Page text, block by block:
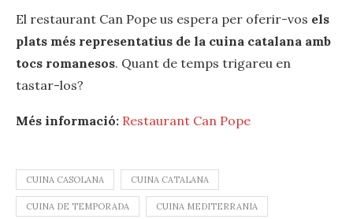
El restaurant Can Pope us espera per oferir-vos els
plats més representatius de la cuina catalana amb
tocs romanesos. Quant de temps trigareu en
tastar-los?
Més informació: Restaurant Can Pope
CUINA CASOLANA CUINA CATALANA
CUINA DE TEMPORADA CUINA MEDITERRANIA